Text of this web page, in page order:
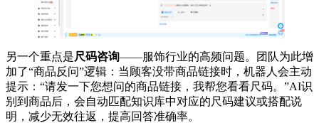
另一个重点是尺码咨询——服饰行业的高频问题。团队为此增
加了“商品反问”逻辑：当顾客没带商品链接时，机器人会主动
提示：“请发一下您想问的商品链接，我帮您看看尺码。”AI识
别到商品后，会自动匹配知识库中对应的尺码建议或搭配说
明，减少无效往返，提高回答准确率。